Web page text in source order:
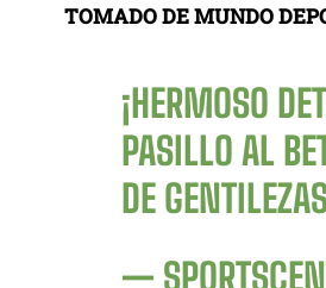
TOMADO DE MUNDO
¡HERMOSO
PASILLO AL
DE
—